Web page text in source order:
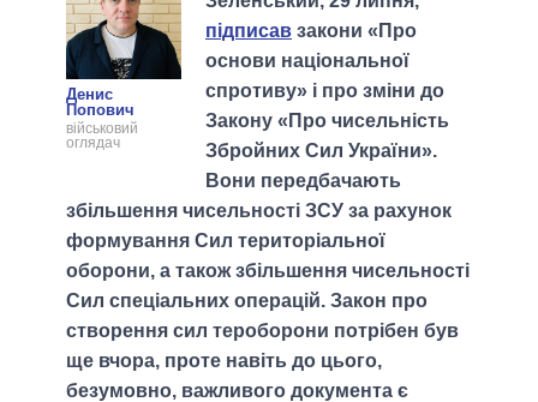
Денис
Попович
військовий
оглядач
підписав закони «Про
основи національної
спротиву» і про зміни до
Закону «Про чисельність
Збройних Сил України».
Вони передбачають
збільшення чисельності ЗСУ за рахунок
формування Сил територіальної
оборони, а також збільшення чисельності
Сил спеціальних операцій. Закон про
створення сил тероборони потрібен був
ще вчора, проте навіть до цього,
безумовно, важливого документа є